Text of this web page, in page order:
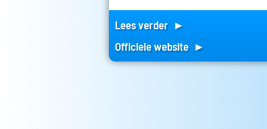
Lees verder ►
Officiele website ►